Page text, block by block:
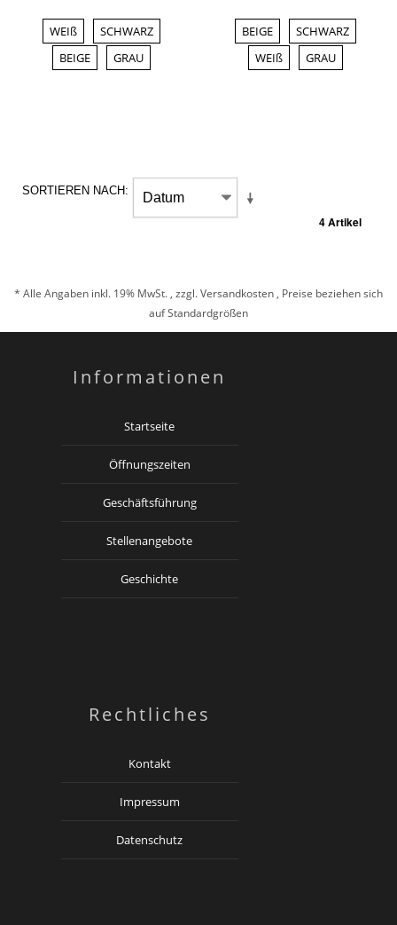
WEIß
SCHWARZ
BEIGE
GRAU
BEIGE
SCHWARZ
WEIß
GRAU
SORTIEREN NACH
4 Artikel
* Alle Angaben inkl. 19% MwSt. , zzgl.Versandkosten , Preise beziehen sich
auf Standardgrößen
Informationen
Startseite
Öffnungszeiten
Geschäftsführung
Stellenangebote
Geschichte
Rechtliches
Kontakt
Impressum
Datenschutz